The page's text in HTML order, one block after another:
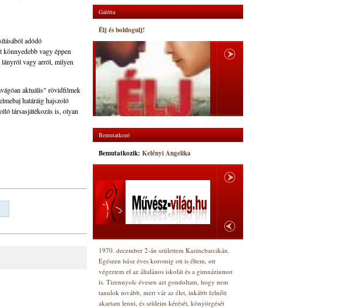
adódó
vagy éppen
lányról vagy arról, milyen
aktuális" rövidfilmek
határáig hajszoló
társasjátékozás is, olyan
Galéria
Élj és boldogulj!
Bemutatkozó
Bemutatkozik: Kelényi Angelika
1970. december 2-án születtem Kazincbarcikán.
Egészen húsz éves koromig ott is éltem, ott
végeztem el az általános iskolát és a gimnáziumot
is. Tizennyolc évesen azt gondoltam, hogy nem
tanulok tovább, mert vár az élet, inkább felnőtt
akartam lenni, és szüleim kérését, könyörgését